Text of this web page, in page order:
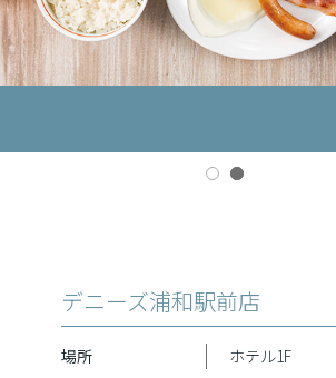
デニーズ浦和駅前店
場所 ホテル1F